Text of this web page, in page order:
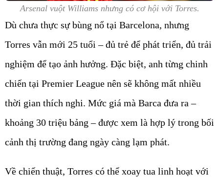
Arsenal vuột Williams nhưng có cơ hội với Torres.
Dù chưa thực sự bùng nổ tại Barcelona, nhưng
Torres vẫn mới 25 tuổi – đủ trẻ để phát triển, đủ trải
nghiệm để tạo ảnh hưởng. Đặc biệt, anh từng chinh
chiến tại Premier League nên sẽ không mất nhiều
thời gian thích nghi. Mức giá mà Barca đưa ra –
khoảng 30 triệu bảng – được xem là hợp lý trong bối
cảnh thị trường đang ngày càng lạm phát.
Về chiến thuật, Torres có thể xoay tua linh hoạt với